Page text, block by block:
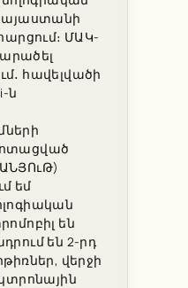
ՄԱԿ-
հավելվածի
ն
եմ
են
են 2-րդ
վերջի